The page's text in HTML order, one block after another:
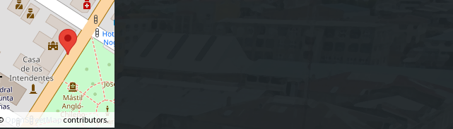
OpenStreetMapcontributors.